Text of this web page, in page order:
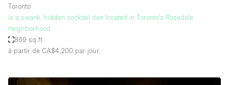
Toronto
is a swank, hidden cocktail den located in Toronto's Rosedale
neighborhood
869 sq ft
à partir de CA$4,200 par jour